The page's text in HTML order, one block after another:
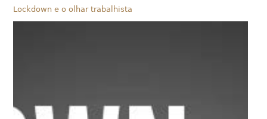
Lockdown e o olhar trabalhista